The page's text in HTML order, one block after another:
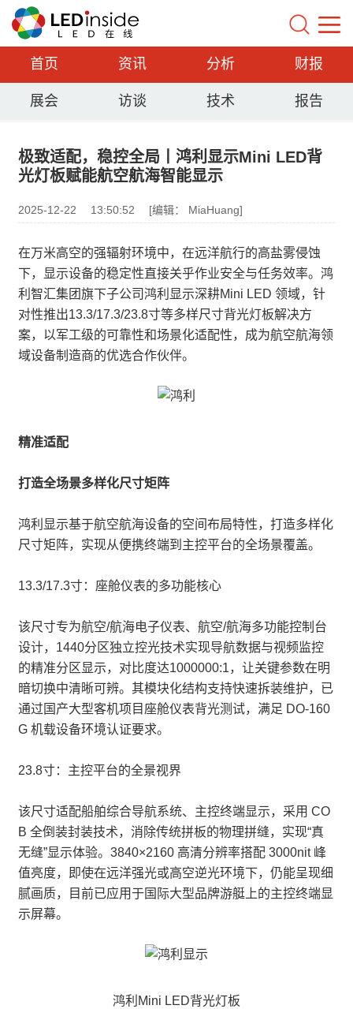
首页 资讯 分析 财报
展会 访谈 技术 报告
极致适配，稳控全局丨鸿利显示Mini LED背
光灯板赋能航空航海智能显示
2025-12-22 13:50:52 [编辑： MiaHuang]
在万米高空的强辐射环境中，在远洋航行的高盐雾侵蚀
下，显示设备的稳定性直接关乎作业安全与任务效率。鸿
利智汇集团旗下子公司鸿利显示深耕Mini LED 领域，针
对性推出13.3/17.3/23.8寸等多样尺寸背光灯板解决方
案，以军工级的可靠性和场景化适配性，成为航空航海领
域设备制造商的优选合作伙伴。
精准适配
打造全场景多样化尺寸矩阵
鸿利显示基于航空航海设备的空间布局特性，打造多样化
尺寸矩阵，实现从便携终端到主控平台的全场景覆盖。
13.3/17.3寸：座舱仪表的多功能核心
该尺寸专为航空/航海电子仪表、航空/航海多功能控制台
设计，1440分区独立控光技术实现导航数据与视频监控
的精准分区显示，对比度达1000000:1，让关键参数在明
暗切换中清晰可辨。其模块化结构支持快速拆装维护，已
通过国产大型客机项目座舱仪表背光测试，满足 DO-160
G 机载设备环境认证要求。
23.8寸：主控平台的全景视界
该尺寸适配船舶综合导航系统、主控终端显示，采用 CO
B 全倒装封装技术，消除传统拼板的物理拼缝，实现“真
无缝”显示体验。3840×2160 高清分辨率搭配 3000nit 峰
值亮度，即使在远洋强光或高空逆光环境下，仍能呈现细
腻画质，目前已应用于国际大型品牌游艇上的主控终端显
示屏幕。
鸿利Mini LED背光灯板